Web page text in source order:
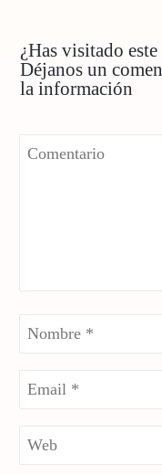
¿Has visitado
Déjanos un
la información